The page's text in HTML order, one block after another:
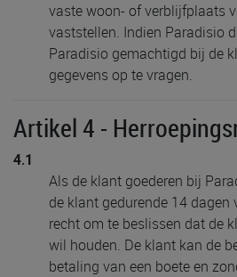
vaste woon- of verblijfplaats
vaststellen. Indien Paradisio
Paradisio gemachtigd bij de
gegevens op te vragen.
Artikel 4 -
4.1
Als de klant goederen bij
de klant gedurende 14 dagen
recht om te beslissen dat de
wil houden. De klant kan de
betaling van een boete en